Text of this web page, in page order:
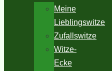
Meine
Lieblingswitze
Zufallswitze
Witze-
Ecke